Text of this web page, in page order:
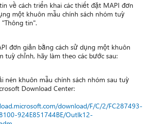
về cách triển khai các thiết đặt MAPI đơn
một khuôn mẫu chính sách nhóm tuỳ
tin".
đơn giản bằng cách sử dụng một khuôn
tuỳ chỉnh, hãy làm theo các bước sau:
nén khuôn mẫu chính sách nhóm sau tuỳ
Download Center:
download/F/C/2/FC287493-
924E851744BE/Outlk12-